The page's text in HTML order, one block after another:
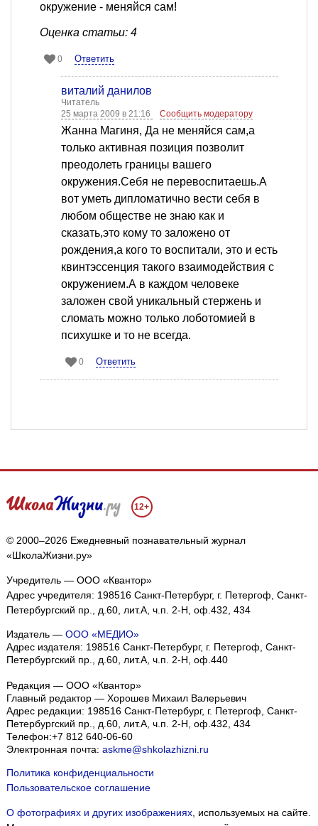
окружение - меняйся сам!
Оценка статьи: 4
0 Ответить
виталий данилов
Читатель
25 марта 2009 в 21:16
Сообщить модератору
Жанна Магиня, Да не меняйся сам,а
только активная позиция позволит
преодолеть границы вашего
окружения.Себя не перевоспитаешь.А
вот уметь дипломатично вести себя в
любом обществе не знаю как и
сказать,это кому то заложено от
рождения,а кого то воспитали, это и есть
квинтэссенция такого взаимодействия с
окружением.А в каждом человеке
заложен свой уникальный стержень и
сломать можно только лоботомией в
психушке и то не всегда.
0 Ответить
12+
© 2000–2026 Ежедневный познавательный журнал
«ШколаЖизни.ру»
Учредитель — ООО «Квантор»
Адрес учредителя: 198516 Санкт-Петербург, г. Петергоф, Санкт-
Петербургский пр., д.60, лит.А, ч.п. 2-Н, оф.432, 434
Издатель — ООО «МЕДИО»
Адрес издателя: 198516 Санкт-Петербург, г. Петергоф, Санкт-
Петербургский пр., д.60, лит.А, ч.п. 2-Н, оф.440
Редакция — ООО «Квантор»
Главный редактор — Хорошев Михаил Валерьевич
Адрес редакции: 198516 Санкт-Петербург, г. Петергоф, Санкт-
Петербургский пр., д.60, лит.А, ч.п. 2-Н, оф.432, 434
Телефон:+7 812 640-06-60
Электронная почта: askme@shkolazhizni.ru
Политика конфиденциальности
Пользовательское соглашение
О фотографиях и других изображениях, используемых на сайте.